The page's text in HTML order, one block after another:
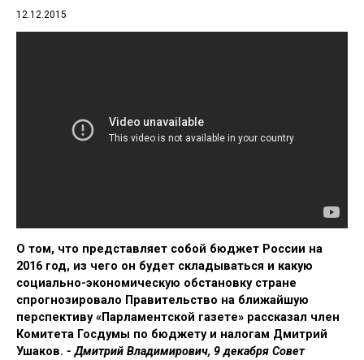
12.12.2015
О том, что представляет собой бюджет России на
2016 год, из чего он будет складываться и какую
социально-экономическую обстановку стране
спрогнозировало Правительство на ближайшую
перспективу «Парламентской газете» рассказал член
Комитета Госдумы по бюджету и налогам Дмитрий
Ушаков. - Дмитрий Владимирович, 9 декабря Совет